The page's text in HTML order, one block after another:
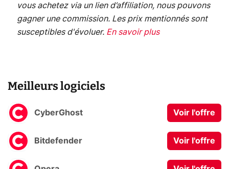
vous achetez via un lien d’affiliation, nous pouvons
gagner une commission. Les prix mentionnés sont
susceptibles d'évoluer. En savoir plus
Meilleurs logiciels
CyberGhost Voir l'offre
Bitdefender Voir l'offre